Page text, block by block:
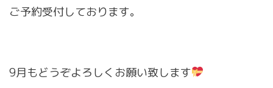
ご予約受付しております。
9月もどうぞよろしくお願い致します